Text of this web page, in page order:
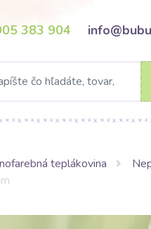
383 904
teplákovina